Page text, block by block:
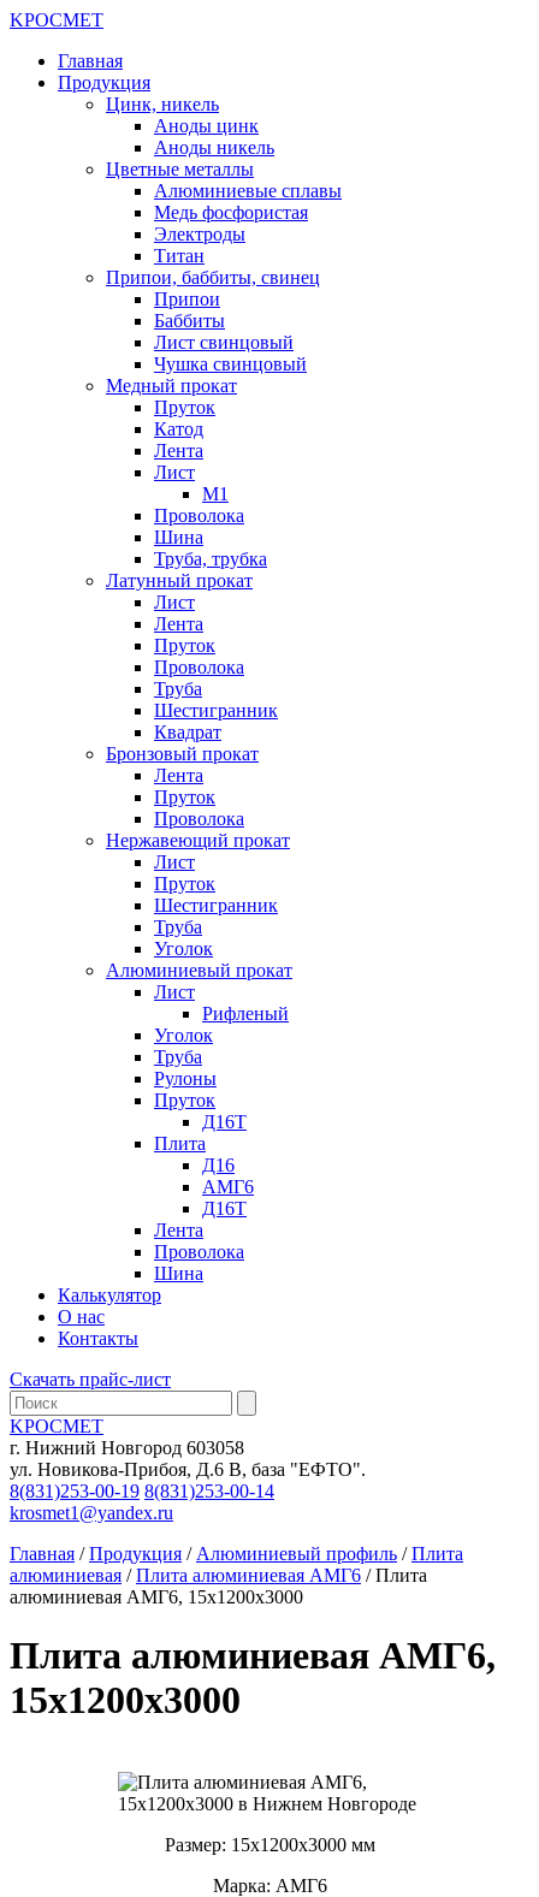
KРОСМЕТ
Главная
Продукция
Цинк, никель
Аноды цинк
Аноды никель
Цветные металлы
Алюминиевые сплавы
Медь фосфористая
Электроды
Титан
Припои, баббиты, свинец
Припои
Баббиты
Лист свинцовый
Чушка свинцовый
Медный прокат
Пруток
Катод
Лента
Лист
М1
Проволока
Шина
Труба, трубка
Латунный прокат
Лист
Лента
Пруток
Проволока
Труба
Шестигранник
Квадрат
Бронзовый прокат
Лента
Пруток
Проволока
Нержавеющий прокат
Лист
Пруток
Шестигранник
Труба
Уголок
Алюминиевый прокат
Лист
Рифленый
Уголок
Труба
Рулоны
Пруток
Д16Т
Плита
Д16
АМГ6
Д16Т
Лента
Проволока
Шина
Калькулятор
О нас
Контакты
Скачать прайс-лист
KРОСМЕТ
г. Нижний Новгород 603058
ул. Новикова-Прибоя, Д.6 В, база "ЕФТО".
8(831)253-00-19 8(831)253-00-14
krosmet1@yandex.ru
Главная /Продукция / Алюминиевый профиль /Плита
алюминиевая /Плита алюминиевая АМГ6 / Плита
алюминиевая АМГ6, 15х1200х3000
Плита алюминиевая АМГ6,
15х1200х3000
Размер: 15х1200х3000 мм
Марка: АМГ6